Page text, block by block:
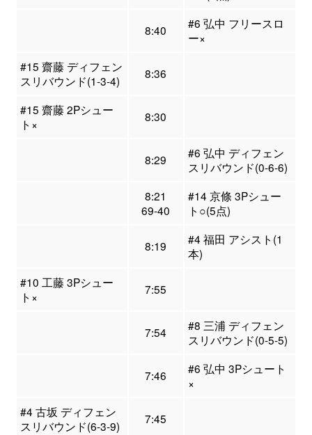
8:40
#6 弘中 フリースロ
ー×
#15 齋藤 ディフェン
スリバウンド(1-3-4)
8:36
#15 齋藤 2Pシュー
ト×
8:30
8:29
#6 弘中 ディフェン
スリバウンド(0-6-6)
8:21
69-40
#14 京條 3Pシュー
ト○(5点)
8:19
#4 福田 アシスト(1
本)
#10 工藤 3Pシュー
ト×
7:55
7:54
#8 三浦 ディフェン
スリバウンド(0-5-5)
7:46
#6 弘中 3Pシュート
×
#4 古坂 ディフェン
スリバウンド(6-3-9)
7:45